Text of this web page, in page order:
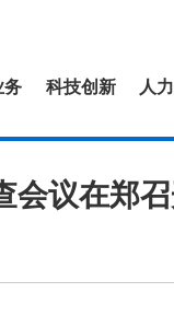
务 科技创新 人
会议在郑